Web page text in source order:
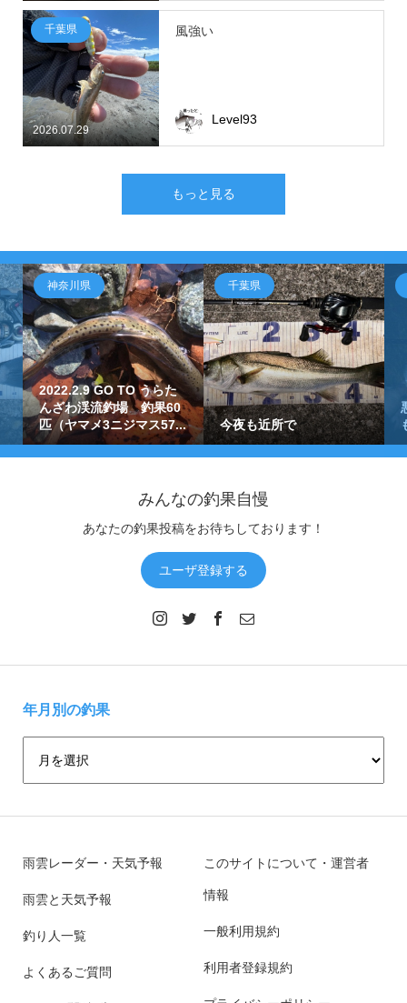
2026.07.29
千葉県 風強い
Level93
もっと見る
神奈川県
2022.2.9 GO TO うらた
んざわ渓流釣場 釣果60
匹（ヤマメ3ニジマス57...
千葉県
今夜も近所で
みんなの釣果自慢
あなたの釣果投稿をお待ちしております！
ユーザ登録する
年月別の釣果
雨雲レーダー・天気予報
雨雲と天気予報
釣り人一覧
よくあるご質問
このサイトについて・運営者
情報
一般利用規約
利用者登録規約